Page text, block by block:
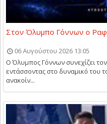
Στον Όλυμπο Γόννων ο
06 Αυγούστου 2026 13:05
Ο Όλυμπος Γόννων συνεχίζει
εντάσσοντας στο δυναμικό
ανακοίν...